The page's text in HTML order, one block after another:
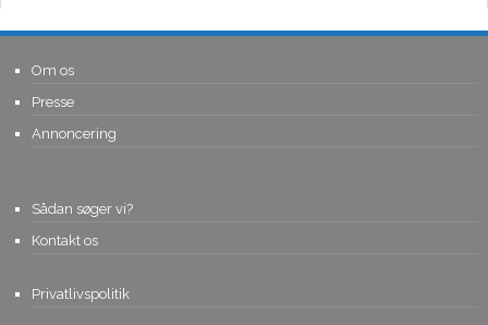
Om os
Presse
Annoncering
Sådan søger vi?
Kontakt os
Privatlivspolitik